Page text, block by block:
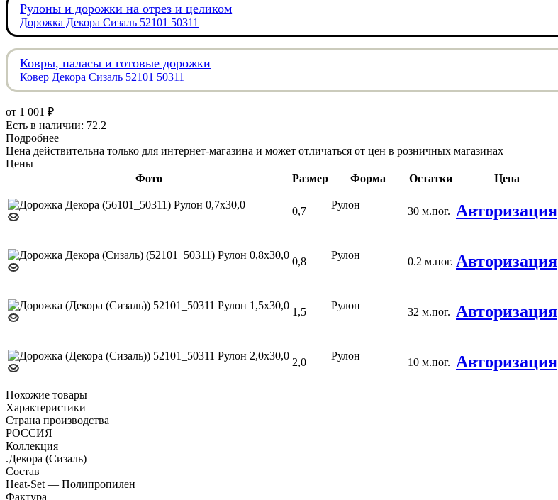
Рулоны и дорожки на отрез и целиком
Дорожка Декора Сизаль 52101 50311
Ковры, паласы и готовые дорожки
Ковер Декора Сизаль 52101 50311
от 1 001 ₽
Есть в наличии: 72.2
Подробнее
Цена действительна только для интернет-магазина и может отличаться от цен в розничных магазинах
Цены
Фото
Размер Форма Остатки Цена
0,7
Рулон
30 м.пог. Авторизация
0,8
Рулон
0.2 м.пог. Авторизация
1,5
Рулон
32 м.пог. Авторизация
2,0
Рулон
10 м.пог. Авторизация
Похожие товары
Характеристики
Страна производства
РОССИЯ
Коллекция
.Декора (Сизаль)
Состав
Heat-Set — Полипропилен
Фактура